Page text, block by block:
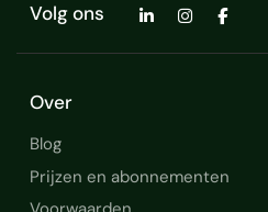
Volg ons
Over
Blog
Prijzen en abonnementen